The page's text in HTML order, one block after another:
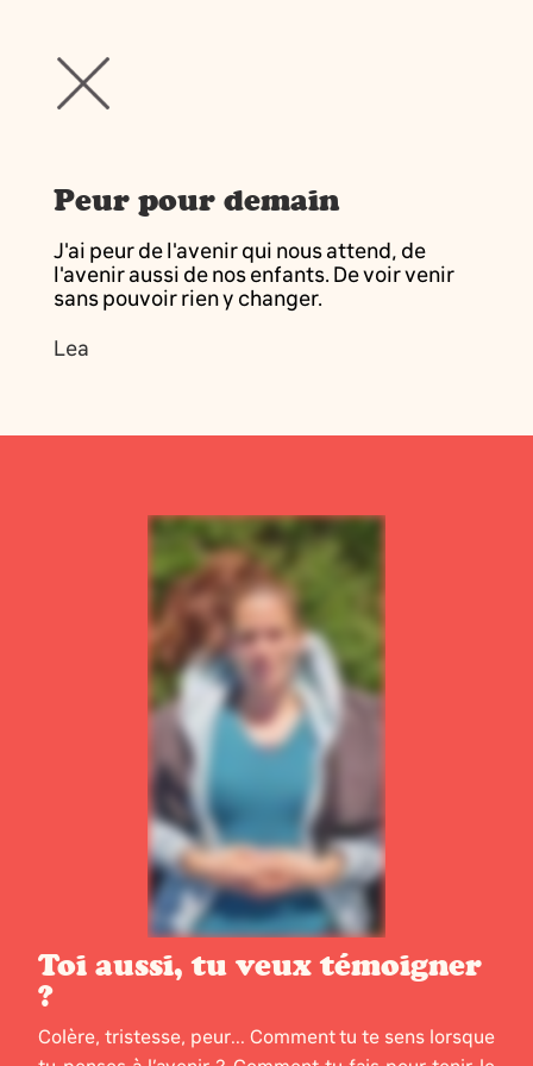
Peur pour demain
J'ai peur de l'avenir qui nous attend, de
l'avenir aussi de nos enfants. De voir venir
sans pouvoir rien y changer.
Lea
Toi aussi, tu veux témoigner
?
Colère, tristesse, peur... Comment tu te sens lorsque